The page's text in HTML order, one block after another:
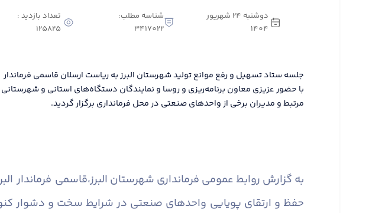
دوشنبه 24 شهریور
1404
شناسه مطلب:
3417022
تعداد بازدید :
125825
جلسه ستاد تسهیل و رفع موانع تولید شهرستان البرز به ریاست ارسلان قاسمی فرماندار
با حضور عزیزی معاون برنامه‌ریزی و روسا و نمایندگان دستگاه‌های استانی و شهرستانی
مرتبط و مدیران برخی از واحدهای صنعتی در محل فرمانداری برگزار گردید.
به گزارش روابط عمومی فرمانداری شهرستان البرز،قاسمی فرماندار
حفظ و ارتقای پویایی واحدهای صنعتی در شرایط سخت و دشوار